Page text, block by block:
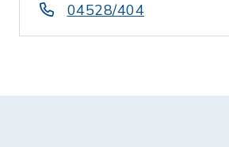
04528/404